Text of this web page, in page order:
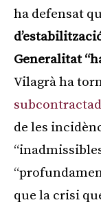
ha defensat
Generalitat
Vilagrà ha
de les
que la crisi